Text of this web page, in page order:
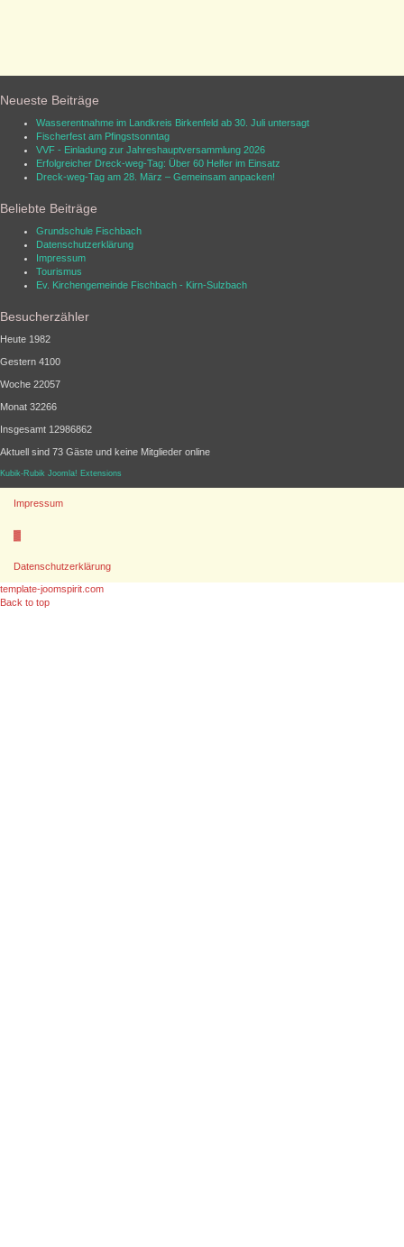
Neueste Beiträge
Wasserentnahme im Landkreis Birkenfeld ab 30. Juli untersagt
Fischerfest am Pfingstsonntag
VVF - Einladung zur Jahreshauptversammlung 2026
Erfolgreicher Dreck-weg-Tag: Über 60 Helfer im Einsatz
Dreck-weg-Tag am 28. März – Gemeinsam anpacken!
Beliebte Beiträge
Grundschule Fischbach
Datenschutzerklärung
Impressum
Tourismus
Ev. Kirchen­ge­mein­de Fisch­bach - Kirn-Sulz­bach
Besucherzähler
Heute 1982
Gestern 4100
Woche 22057
Monat 32266
Insgesamt 12986862
Aktuell sind 73 Gäste und keine Mitglieder online
Kubik-Rubik Joomla! Extensions
Impressum
Datenschutzerklärung
template-joomspirit.com
Back to top